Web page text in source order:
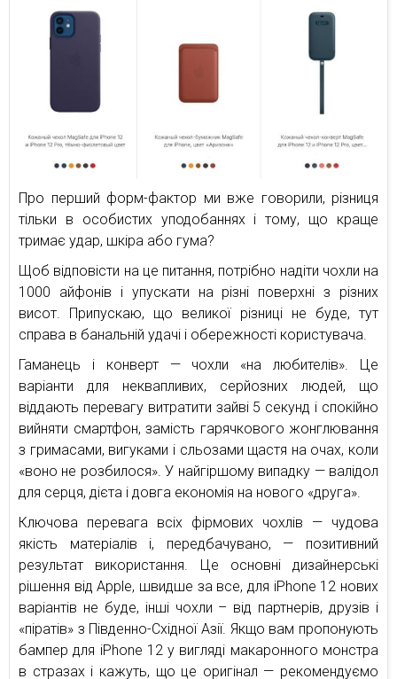
Про перший форм-фактор ми вже говорили, різниця
тільки в особистих уподобаннях і тому, що краще
тримає удар, шкіра або гума?
Щоб відповісти на це питання, потрібно надіти чохли на
1000 айфонів і упускати на різні поверхні з різних
висот. Припускаю, що великої різниці не буде, тут
справа в банальній удачі і обережності користувача.
Гаманець і конверт — чохли «на любителів». Це
варіанти для неквапливих, серйозних людей, що
віддають перевагу витратити зайві 5 секунд і спокійно
вийняти смартфон, замість гарячкового жонглювання
з гримасами, вигуками і сльозами щастя на очах, коли
«воно не розбилося». У найгіршому випадку — валідол
для серця, дієта і довга економія на нового «друга».
Ключова перевага всіх фірмових чохлів — чудова
якість матеріалів і, передбачувано, — позитивний
результат використання. Це основні дизайнерські
рішення від Apple, швидше за все, для iPhone 12 нових
варіантів не буде, інші чохли – від партнерів, друзів і
«піратів» з Південно-Східної Азії. Якщо вам пропонують
бампер для iPhone 12 у вигляді макаронного монстра
в стразах і кажуть, що це оригінал — рекомендуємо